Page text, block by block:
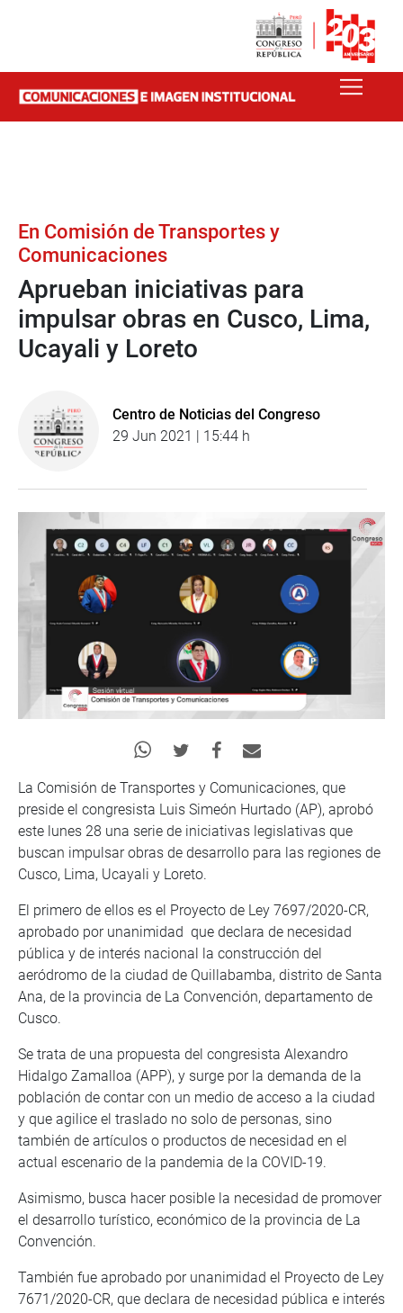
En Comisión de Transportes y
Comunicaciones
Aprueban iniciativas para
impulsar obras en Cusco, Lima,
Ucayali y Loreto
Centro de Noticias del Congreso
29 Jun 2021 | 15:44 h
La Comisión de Transportes y Comunicaciones, que
preside el congresista Luis Simeón Hurtado (AP), aprobó
este lunes 28 una serie de iniciativas legislativas que
buscan impulsar obras de desarrollo para las regiones de
Cusco, Lima, Ucayali y Loreto.
El primero de ellos es el Proyecto de Ley 7697/2020-CR,
aprobado por unanimidad que declara de necesidad
pública y de interés nacional la construcción del
aeródromo de la ciudad de Quillabamba, distrito de Santa
Ana, de la provincia de La Convención, departamento de
Cusco.
Se trata de una propuesta del congresista Alexandro
Hidalgo Zamalloa (APP), y surge por la demanda de la
población de contar con un medio de acceso a la ciudad
y que agilice el traslado no solo de personas, sino
también de artículos o productos de necesidad en el
actual escenario de la pandemia de la COVID-19.
Asimismo, busca hacer posible la necesidad de promover
el desarrollo turístico, económico de la provincia de La
Convención.
También fue aprobado por unanimidad el Proyecto de Ley
7671/2020-CR, que declara de necesidad pública e interés